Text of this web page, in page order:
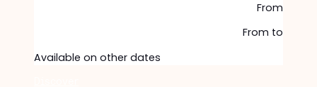
From
From to
Available on other dates